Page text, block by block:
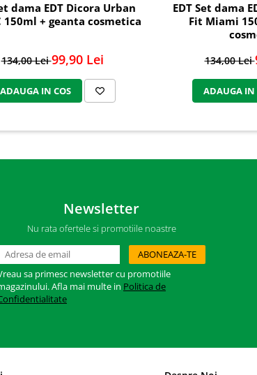
si
ratan si
& Rezerve
focul
Eco Cert
& Camping
dama EDT Dicora Urban
150ml + geanta cosmetica
134,00 Lei99,90 Lei
ADAUGA IN COS
EDT Set dama
Fit Miami
134,00 Lei
ADAUGA IN
Newsletter
Nu rata ofertele si promotiile noastre
sa primesc newsletter cu promotiile
Afla mai multe in Politica de